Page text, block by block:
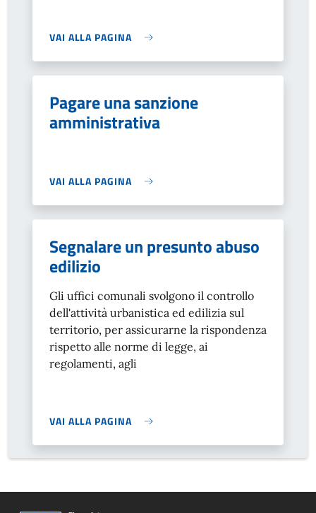
VAI ALLA PAGINA
Pagare una sanzione
amministrativa
VAI ALLA PAGINA
Segnalare un presunto abuso
edilizio
Gli uffici comunali svolgono il controllo
dell'attività urbanistica ed edilizia sul
territorio, per assicurarne la rispondenza
rispetto alle norme di legge, ai
regolamenti, agli
VAI ALLA PAGINA